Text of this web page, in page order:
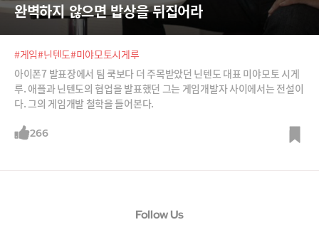
완벽하지 않으면 밥상을 뒤집어라
#게임#닌텐도#미야모토시게루
아이폰7 발표장에서 팀 쿡보다 더 주목받았던 닌텐도 대표 미야모토 시게
루. 애플과 닌텐도의 협업을 발표했던 그는 게임개발자 사이에서는 전설이
다. 그의 게임개발 철학을 들어본다.
266
Follow Us